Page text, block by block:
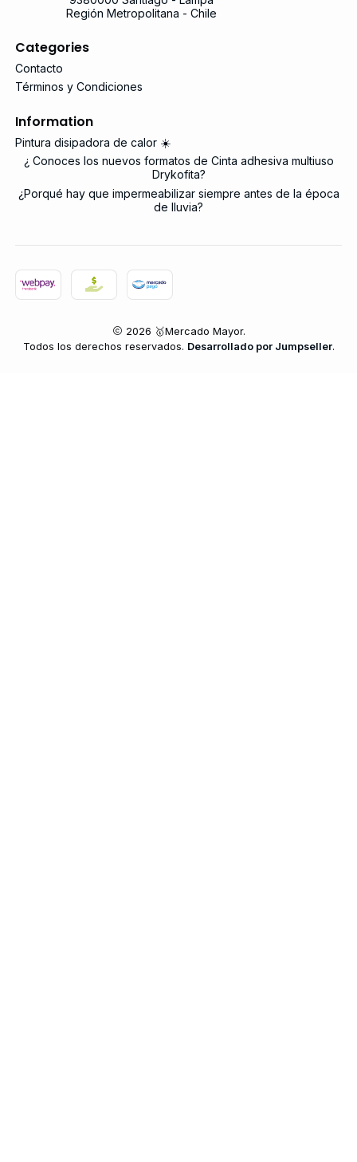
Región Metropolitana - Chile
Categories
Contacto
Términos y Condiciones
Information
Pintura disipadora de calor ☀️
¿ Conoces los nuevos formatos de Cinta adhesiva multiuso
Drykofita?
¿Porqué hay que impermeabilizar siempre antes de la época
de lluvia?
2026 🥇Mercado Mayor.
Todos los derechos reservados. Desarrollado por Jumpseller.